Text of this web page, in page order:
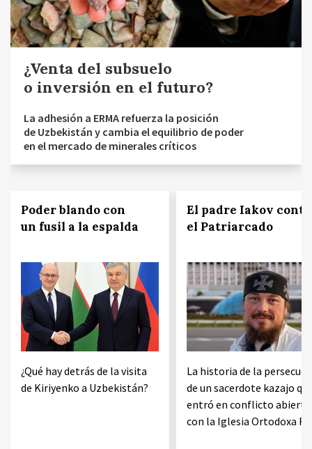
¿Venta del subsuelo
o inversión en el futuro?
La adhesión a ERMA refuerza la posición
de Uzbekistán y cambia el equilibrio de poder
en el mercado de minerales críticos
Poder blando con
un fusil a la espalda
¿Qué hay detrás de la visita
de Kiriyenko a Uzbekistán?
El padre Iakov
el Patriarcado
La historia de la
de un sacerdote kazajo
entró en conflicto abierto
con la Iglesia Ortodoxa